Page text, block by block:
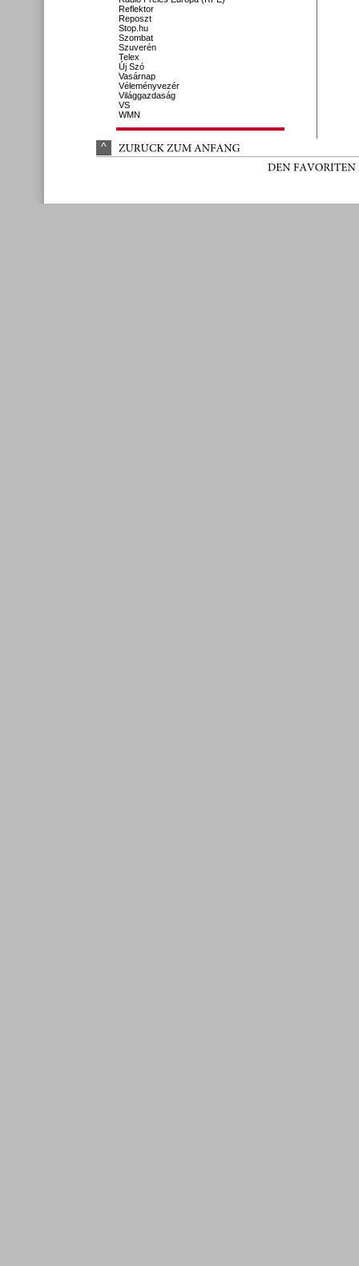
Reflektor
Reposzt
Stop.hu
Szombat
Szuverén
Telex
Új Szó
Vasárnap
Véleményvezér
Világgazdaság
VS
WMN
^ ZURÜCK ZUM ANFANG
DEN FAVORITEN